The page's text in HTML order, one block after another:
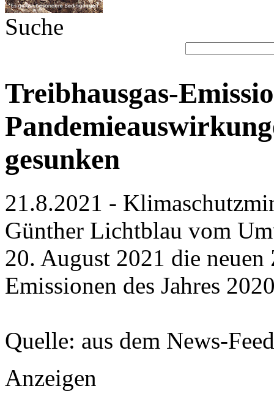
Suche
Treibhausgas-
gesunken
21.8.2021 -
Günther Lichtblau vom
20. August 2021 die neuen
Emissionen des Jahres
Quelle: aus dem News-
Anzeigen